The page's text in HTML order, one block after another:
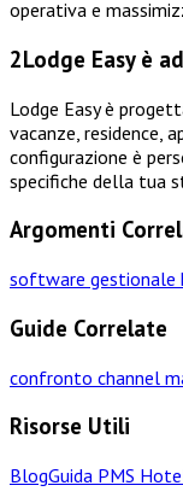
operativa e
2Lodge Easy è
Lodge Easy è
vacanze, residence,
configurazione è
specifiche della tua
Argomenti
software gestionale
Guide Correlate
confronto channel
Risorse Utili
BlogGuida PMS